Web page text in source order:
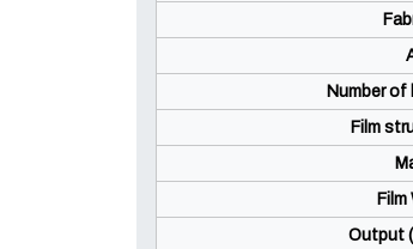
Number of
Film
Output